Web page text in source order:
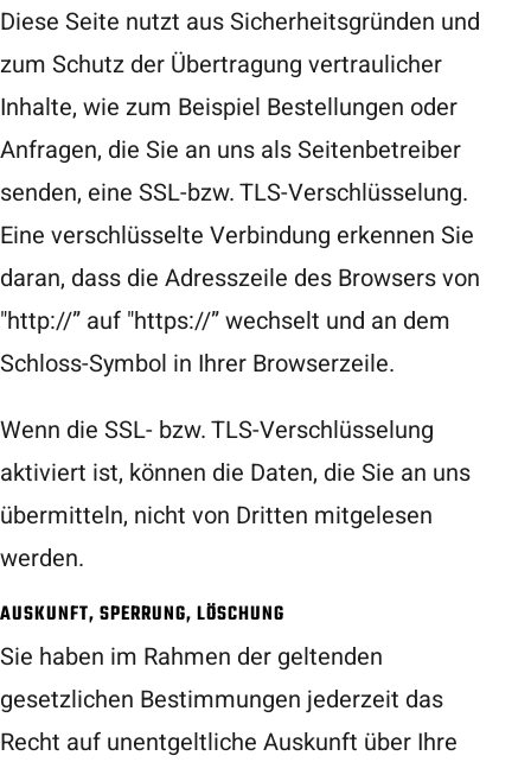
Diese Seite nutzt aus Sicherheitsgründen und
zum Schutz der Übertragung vertraulicher
Inhalte, wie zum Beispiel Bestellungen oder
Anfragen, die Sie an uns als Seitenbetreiber
senden, eine SSL-bzw. TLS-Verschlüsselung.
Eine verschlüsselte Verbindung erkennen Sie
daran, dass die Adresszeile des Browsers von
"http://” auf "https://” wechselt und an dem
Schloss-Symbol in Ihrer Browserzeile.
Wenn die SSL- bzw. TLS-Verschlüsselung
aktiviert ist, können die Daten, die Sie an uns
übermitteln, nicht von Dritten mitgelesen
werden.
AUSKUNFT, SPERRUNG, LÖSCHUNG
Sie haben im Rahmen der geltenden
gesetzlichen Bestimmungen jederzeit das
Recht auf unentgeltliche Auskunft über Ihre